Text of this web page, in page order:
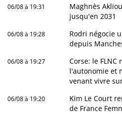
06/08 à 19:31
Maghnès
jusqu'en 2031
06/08 à 19:28
Rodri négocie
depuis
06/08 à 19:27
Corse: le
l'autonomie et
venant vivre
06/08 à 19:20
Kim Le Court
de France